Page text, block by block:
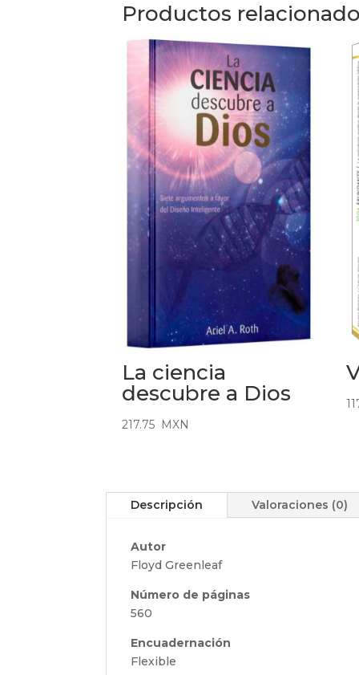
Productos
La ciencia
descubre a Dios
217.75 MXN
Descripción Valoraciones (0)
Autor
Floyd Greenleaf
Número de páginas
560
Encuadernación
Flexible